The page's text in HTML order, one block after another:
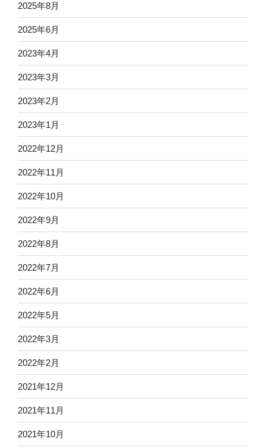
2025年8月
2025年6月
2023年4月
2023年3月
2023年2月
2023年1月
2022年12月
2022年11月
2022年10月
2022年9月
2022年8月
2022年7月
2022年6月
2022年5月
2022年3月
2022年2月
2021年12月
2021年11月
2021年10月